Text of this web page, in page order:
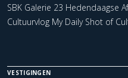
SBK Galerie 23 Hedendaagse
Cultuurvlog My Daily Shot of
VESTIGINGEN